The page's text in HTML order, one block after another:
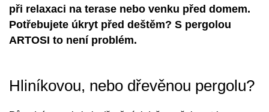
při relaxaci na terase nebo venku před domem.
Potřebujete úkryt před deštěm? S pergolou
ARTOSI to není problém.
Hliníkovou, nebo dřevěnou pergolu?